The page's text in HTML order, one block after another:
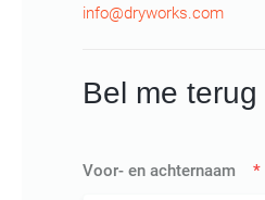
info@dryworks.com
Bel me terug
Voor- en achternaam *